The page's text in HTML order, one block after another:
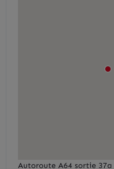
Autoroute A64 sortie 37a